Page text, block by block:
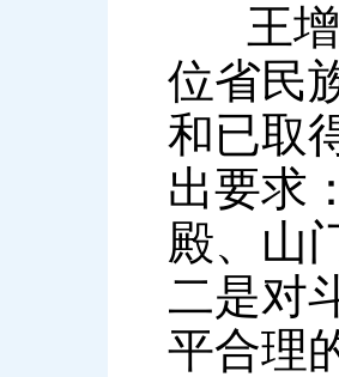
王增
位省民
和已取
出要求
殿、山
二是对
平合理